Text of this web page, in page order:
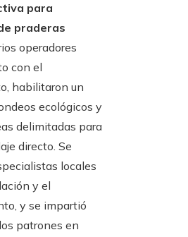
para
praderas
operadores
con el
habilitaron un
ecológicos y
delimitadas para
directo. Se
locales
y el
y se impartió
patrones en